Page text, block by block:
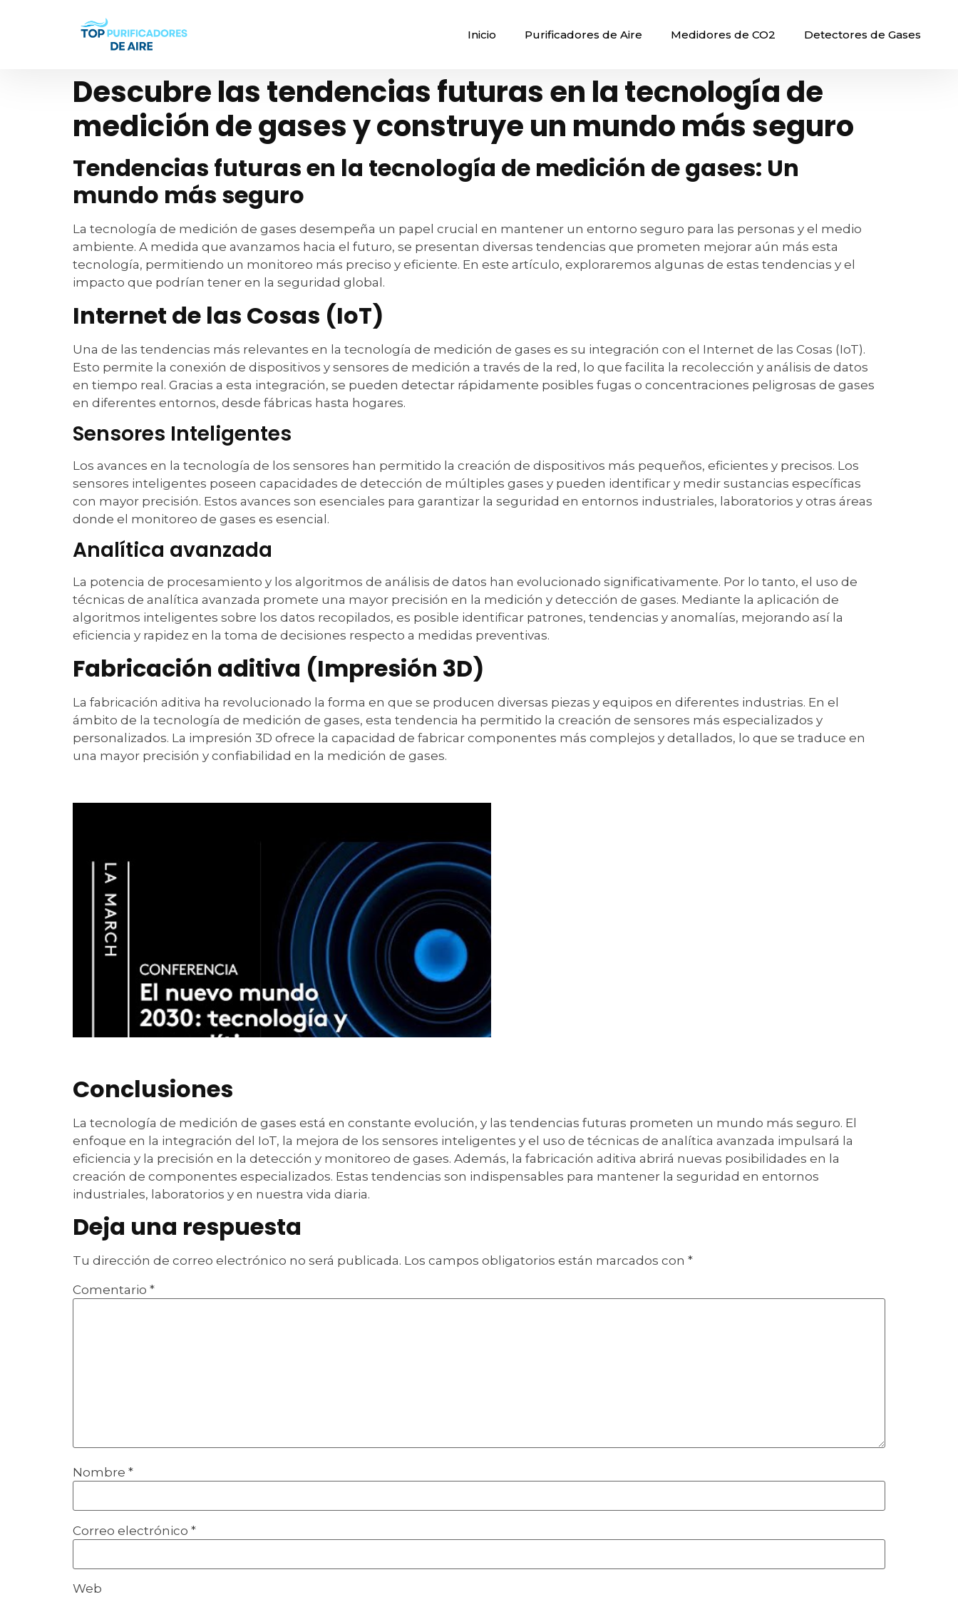
Inicio Purificadores de Aire Medidores de CO2 Detectores de Gases
Descubre las tendencias futuras en la tecnología de
medición de gases y construye un mundo más seguro
Tendencias futuras en la tecnología de medición de gases: Un
mundo más seguro
La tecnología de medición de gases desempeña un papel crucial en mantener un entorno seguro para las personas y el medio
ambiente. A medida que avanzamos hacia el futuro, se presentan diversas tendencias que prometen mejorar aún más esta
tecnología, permitiendo un monitoreo más preciso y eficiente. En este artículo, exploraremos algunas de estas tendencias y el
impacto que podrían tener en la seguridad global.
Internet de las Cosas (IoT)
Una de las tendencias más relevantes en la tecnología de medición de gases es su integración con el Internet de las Cosas (IoT).
Esto permite la conexión de dispositivos y sensores de medición a través de la red, lo que facilita la recolección y análisis de datos
en tiempo real. Gracias a esta integración, se pueden detectar rápidamente posibles fugas o concentraciones peligrosas de gases
en diferentes entornos, desde fábricas hasta hogares.
Sensores Inteligentes
Los avances en la tecnología de los sensores han permitido la creación de dispositivos más pequeños, eficientes y precisos. Los
sensores inteligentes poseen capacidades de detección de múltiples gases y pueden identificar y medir sustancias específicas
con mayor precisión. Estos avances son esenciales para garantizar la seguridad en entornos industriales, laboratorios y otras áreas
donde el monitoreo de gases es esencial.
Analítica avanzada
La potencia de procesamiento y los algoritmos de análisis de datos han evolucionado significativamente. Por lo tanto, el uso de
técnicas de analítica avanzada promete una mayor precisión en la medición y detección de gases. Mediante la aplicación de
algoritmos inteligentes sobre los datos recopilados, es posible identificar patrones, tendencias y anomalías, mejorando así la
eficiencia y rapidez en la toma de decisiones respecto a medidas preventivas.
Fabricación aditiva (Impresión 3D)
La fabricación aditiva ha revolucionado la forma en que se producen diversas piezas y equipos en diferentes industrias. En el
ámbito de la tecnología de medición de gases, esta tendencia ha permitido la creación de sensores más especializados y
personalizados. La impresión 3D ofrece la capacidad de fabricar componentes más complejos y detallados, lo que se traduce en
una mayor precisión y confiabilidad en la medición de gases.
Conclusiones
La tecnología de medición de gases está en constante evolución, y las tendencias futuras prometen un mundo más seguro. El
enfoque en la integración del IoT, la mejora de los sensores inteligentes y el uso de técnicas de analítica avanzada impulsará la
eficiencia y la precisión en la detección y monitoreo de gases. Además, la fabricación aditiva abrirá nuevas posibilidades en la
creación de componentes especializados. Estas tendencias son indispensables para mantener la seguridad en entornos
industriales, laboratorios y en nuestra vida diaria.
Deja una respuesta
Tu dirección de correo electrónico no será publicada. Los campos obligatorios están marcados con *
Comentario *
Nombre *
Correo electrónico *
Web